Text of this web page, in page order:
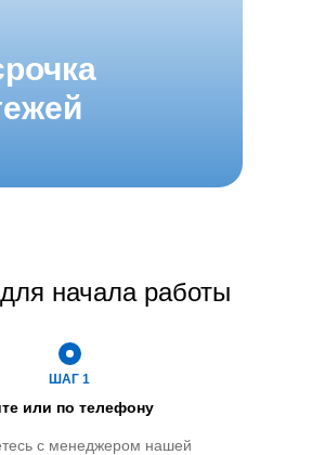
для начала работы
ШАГ 1
или по телефону
с менеджером нашей